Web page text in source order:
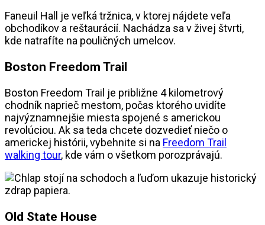
Faneuil Hall je veľká tržnica, v ktorej nájdete veľa
obchodíkov a reštaurácií. Nachádza sa v živej štvrti,
kde natrafíte na pouličných umelcov.
Boston Freedom Trail
Boston Freedom Trail je približne 4 kilometrový
chodník naprieč mestom, počas ktorého uvidíte
najvýznamnejšie miesta spojené s americkou
revolúciou. Ak sa teda chcete dozvedieť niečo o
americkej histórii, vybehnite si na Freedom Trail
walking tour, kde vám o všetkom porozprávajú.
Old State House